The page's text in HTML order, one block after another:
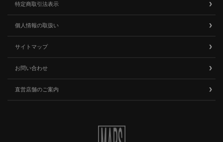
特定商取引法表示
個人情報の取扱い
サイトマップ
お問い合わせ
直営店舗のご案内